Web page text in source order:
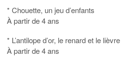
* Chouette, un jeu d’enfants
À partir de 4 ans
* L’antilope d’or, le renard et le lièvre
À partir de 4 ans